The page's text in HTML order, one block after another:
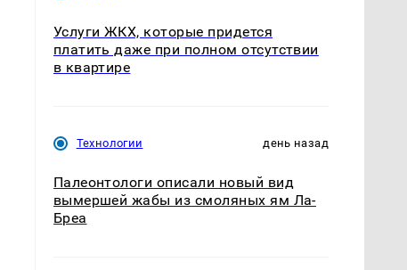
Услуги ЖКХ, которые придется
платить даже при полном отсутствии
в квартире
Технологии день назад
Палеонтологи описали новый вид
вымершей жабы из смоляных ям Ла-
Бреа